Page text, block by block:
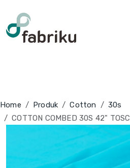
Home Produk Cotton
30s
COTTON COMBED 30S 42"